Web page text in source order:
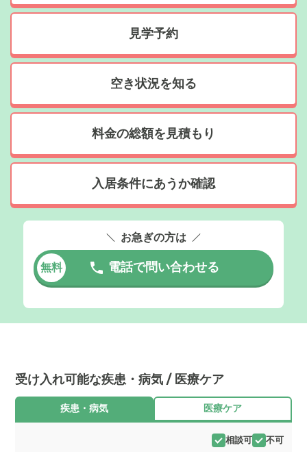
見学予約
空き状況を知る
料金の総額を見積もり
入居条件にあうか確認
お急ぎの方は
無料 電話で問い合わせる
受け入れ可能な疾患・病気 / 医療ケア
疾患・病気 医療ケア
相談可 不可